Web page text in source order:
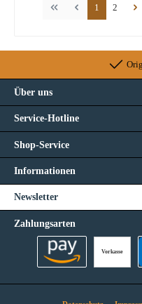
Seite
1 Seite
2
Über uns
Service-Hotline
Shop-Service
Informationen
Newsletter
Zahlungsarten
Vorkasse